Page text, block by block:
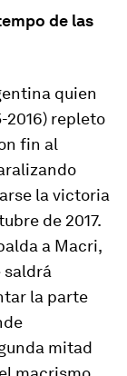
de las
quien
2016) repleto
fin al
la victoria
de 2017.
a Macri,
saldrá
la parte
mitad